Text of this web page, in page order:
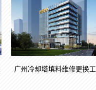
广州冷却塔填料维修更换工